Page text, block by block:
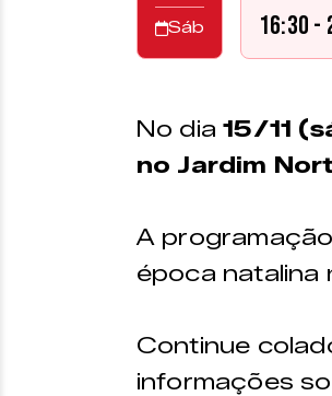
Sáb 16:30 -
No dia15/11
no Jardim
A
época natalina
Continue
informações